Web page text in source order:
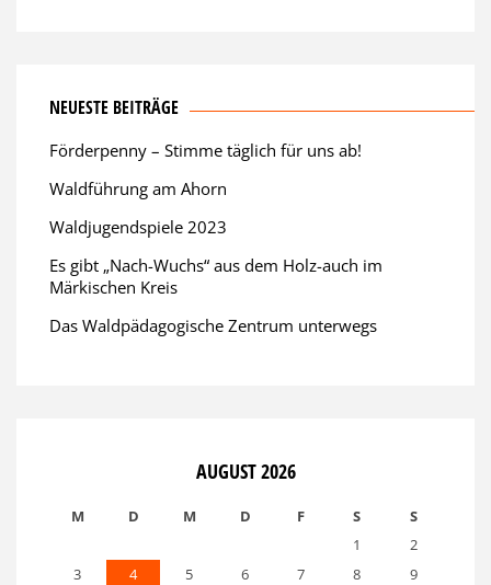
NEUESTE BEITRÄGE
Förderpenny – Stimme täglich für uns ab!
Waldführung am Ahorn
Waldjugendspiele 2023
Es gibt „Nach-Wuchs“ aus dem Holz-auch im
Märkischen Kreis
Das Waldpädagogische Zentrum unterwegs
AUGUST 2026
M D M D F S
S
1
2
3
4 5 6 7 8
9